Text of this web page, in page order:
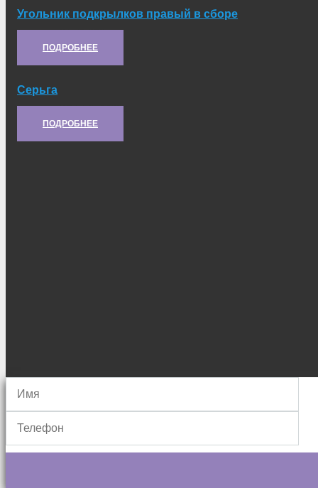
Угольник подкрылков правый в сборе
Артикул:21.46.032
ПОДРОБНЕЕ
Серьга
Артикул:РС14-3708022
ПОДРОБНЕЕ